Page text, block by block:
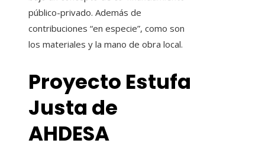
público-privado. Además de
contribuciones “en especie”, como son
los materiales y la mano de obra local.
Proyecto Estufa
Justa de
AHDESA